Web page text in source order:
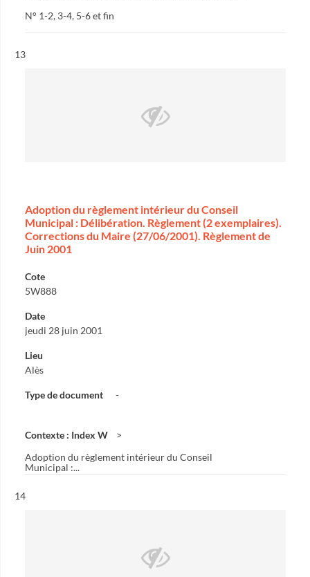
N° 1-2, 3-4, 5-6 et fin
Résultat n°
13
Adoption du règlement intérieur du Conseil
Municipal : Délibération. Règlement (2 exemplaires).
Corrections du Maire (27/06/2001). Règlement de
Juin 2001
Cote
5W888
Date
jeudi 28 juin 2001
Lieu
Alès
Type de document -
Contexte : Index W
Adoption du règlement intérieur du Conseil
Municipal :...
Résultat n°
14